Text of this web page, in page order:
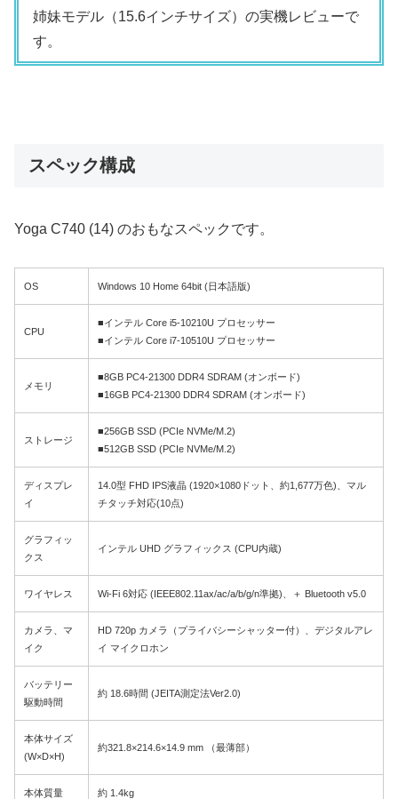
姉妹モデル（15.6インチサイズ）の実機レビューで
す。
スペック構成
Yoga C740 (14) のおもなスペックです。
OS Windows 10 Home 64bit (日本語版)
CPU
■インテル Core i5-10210U プロセッサー
■インテル Core i7-10510U プロセッサー
メモリ
■8GB PC4-21300 DDR4 SDRAM (オンボード)
■16GB PC4-21300 DDR4 SDRAM (オンボード)
ストレージ
■256GB SSD (PCIe NVMe/M.2)
■512GB SSD (PCIe NVMe/M.2)
ディスプレ
イ
14.0型 FHD IPS液晶 (1920×1080ドット、約1,677万色)、マル
チタッチ対応(10点)
グラフィッ
クス
インテル UHD グラフィックス (CPU内蔵)
ワイヤレス Wi-Fi 6対応 (IEEE802.11ax/ac/a/b/g/n準拠)、＋ Bluetooth v5.0
カメラ、マ
イク
HD 720p カメラ（プライバシーシャッター付）、デジタルアレ
イ マイクロホン
バッテリー
駆動時間
約 18.6時間 (JEITA測定法Ver2.0)
本体サイズ
(W×D×H)
約321.8×214.6×14.9 mm （最薄部）
本体質量 約 1.4kg